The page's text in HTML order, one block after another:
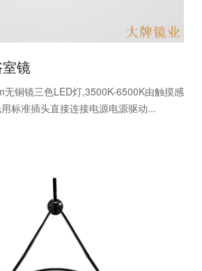
镜
无铜镜三色LED灯,3500K-6500K由触摸感
标准插头直接连接电源电源驱动...